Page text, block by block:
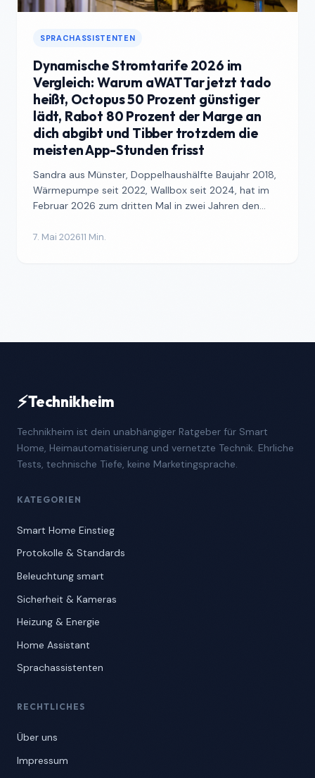
SPRACHASSISTENTEN
Dynamische Stromtarife 2026 im
Vergleich: Warum aWATTar jetzt tado
heißt, Octopus 50 Prozent günstiger
lädt, Rabot 80 Prozent der Marge an
dich abgibt und Tibber trotzdem die
meisten App-Stunden frisst
Sandra aus Münster, Doppelhaushälfte Baujahr 2018,
Wärmepumpe seit 2022, Wallbox seit 2024, hat im
Februar 2026 zum dritten Mal in zwei Jahren den
7. Mai 202611 Min.
⚡Technikheim
Technikheim ist dein unabhängiger Ratgeber für Smart
Home, Heimautomatisierung und vernetzte Technik. Ehrliche
Tests, technische Tiefe, keine Marketingsprache.
KATEGORIEN
Smart Home Einstieg
Protokolle & Standards
Beleuchtung smart
Sicherheit & Kameras
Heizung & Energie
Home Assistant
Sprachassistenten
RECHTLICHES
Über uns
Impressum